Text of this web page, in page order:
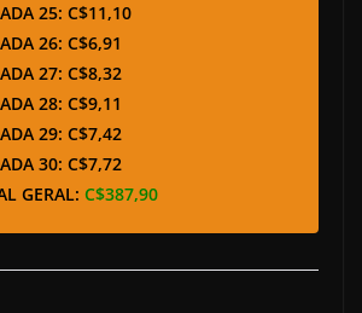
25: C$11,10
26: C$6,91
27: C$8,32
28: C$9,11
29: C$7,42
30: C$7,72
GERAL: C$387,90